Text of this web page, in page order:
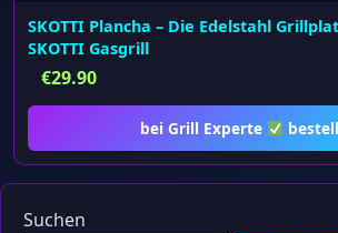
SKOTTI Plancha – Die Edelstahl
SKOTTI Gasgrill
€29.90
bei Grill Experte
Suchen